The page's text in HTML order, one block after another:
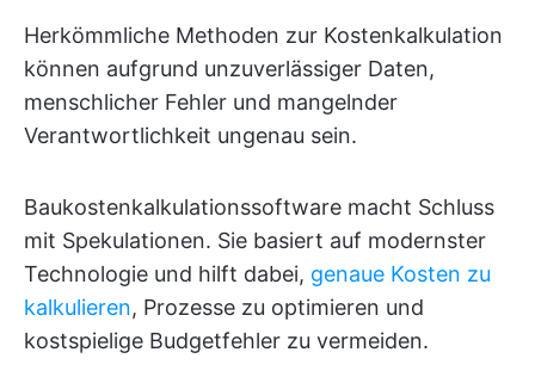
Herkömmliche Methoden zur Kostenkalkulation
können aufgrund unzuverlässiger Daten,
menschlicher Fehler und mangelnder
Verantwortlichkeit ungenau sein.
Baukostenkalkulationssoftware macht Schluss
mit Spekulationen. Sie basiert auf modernster
Technologie und hilft dabei, genaue Kosten zu
kalkulieren, Prozesse zu optimieren und
kostspielige Budgetfehler zu vermeiden.